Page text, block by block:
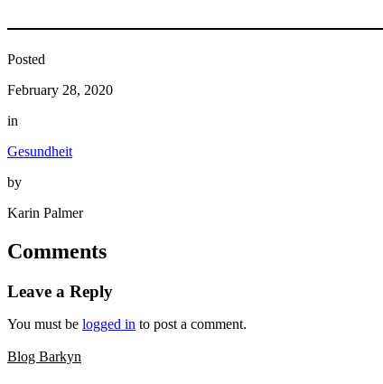
Posted
February 28, 2020
in
Gesundheit
by
Karin Palmer
Comments
Leave a Reply
You must be logged in to post a comment.
Blog Barkyn